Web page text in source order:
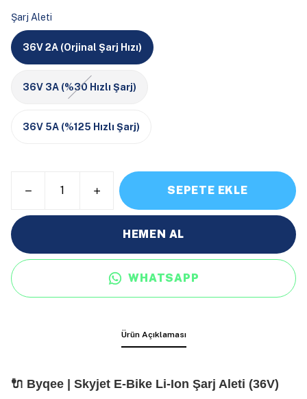
Şarj Aleti
36V 2A (Orjinal Şarj Hızı)
36V 3A (%30 Hızlı Şarj)
36V 5A (%125 Hızlı Şarj)
SEPETE EKLE
HEMEN AL
WHATSAPP
Ürün Açıklaması
🔌 Byqee | Skyjet E-Bike Li-Ion Şarj Aleti (36V)